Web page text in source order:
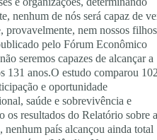
nenhum de nós será capaz de
provavelmente, nem nossos
pelo Fórum Econômico
seremos capazes de alcançar a
131 anos.O estudo comparou
e oportunidade
saúde e sobrevivência e
os resultados do Relatório sobre a
país alcançou ainda total